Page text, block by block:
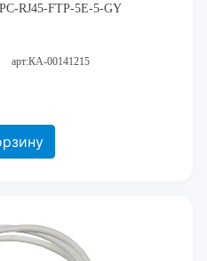
RJ45-FTP-5E-5-GY
арт:КА-00141215